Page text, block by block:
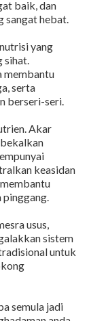
baik, dan
sangat hebat.
yang
sihat.
membantu
serta
berseri-seri.
Akar
keasidan
pinggang.
usus,
sistem
untuk
semula jadi